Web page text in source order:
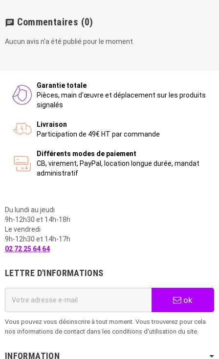
chat Commentaires (0)
Aucun avis n'a été publié pour le moment.
Garantie totale
Pièces, main d'œuvre et déplacement sur les produits
signalés
Livraison
Participation de 49€ HT par commande
Différents modes de paiement
CB, virement, PayPal, location longue durée, mandat
administratif
Du lundi au jeudi
9h-12h30 et 14h-18h
Le vendredi
9h-12h30 et 14h-17h
02 72 25 64 64
LETTRE D'INFORMATIONS
ok
Vous pouvez vous désinscrire à tout moment. Vous trouverez pour cela
nos informations de contact dans les conditions d'utilisation du site.
INFORMATION